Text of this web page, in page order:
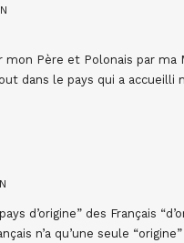
mon Père et Polonais par ma
dans le pays qui a accueilli
d’origine” des Français
n’a qu’une seule